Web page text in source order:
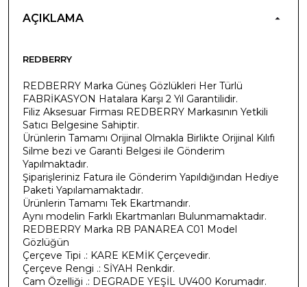
AÇIKLAMA
REDBERRY
REDBERRY Marka Güneş Gözlükleri Her Türlü
FABRİKASYON Hatalara Karşı 2 Yıl Garantilidir.
Filiz Aksesuar Firması REDBERRY Markasının Yetkili
Satıcı Belgesine Sahiptir.
Ürünlerin Tamamı Orijinal Olmakla Birlikte Orijinal Kılıfı
Silme bezi ve Garanti Belgesi ile Gönderim
Yapılmaktadır.
Şiparişleriniz Fatura ile Gönderim Yapıldığından Hediye
Paketi Yapılamamaktadır.
Ürünlerin Tamamı Tek Ekartmandır.
Aynı modelin Farklı Ekartmanları Bulunmamaktadır.
REDBERRY Marka RB PANAREA C01 Model
Gözlüğün
Çerçeve Tipi .: KARE KEMİK Çerçevedir.
Çerçeve Rengi .: SİYAH Renkdir.
Cam Özelliği .: DEGRADE YEŞİL UV400 Korumadır.